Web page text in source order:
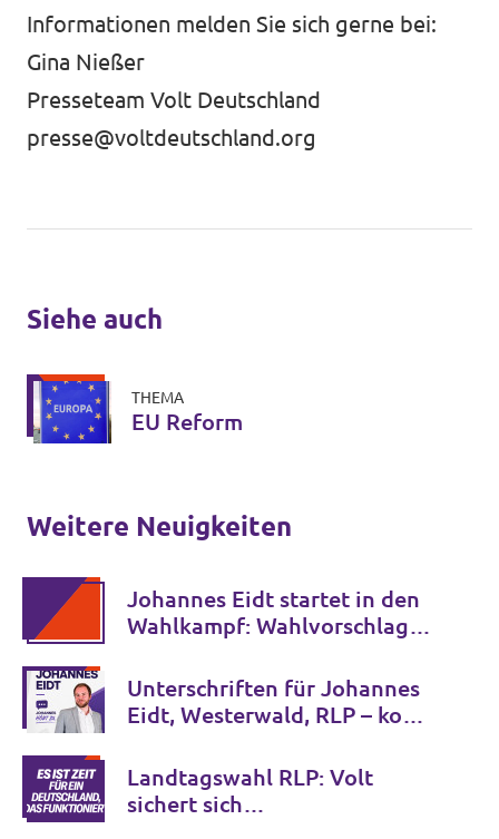
Informationen melden Sie sich gerne bei:
Gina Nießer
Presseteam Volt Deutschland
presse@voltdeutschland.org
Siehe auch
THEMA
EU Reform
Weitere Neuigkeiten
Johannes Eidt startet in den
Wahlkampf: Wahlvorschlag
Unterschriften für Johannes
Eidt, Westerwald, RLP – komm
Montabaur!
Landtagswahl RLP: Volt
sichert sich